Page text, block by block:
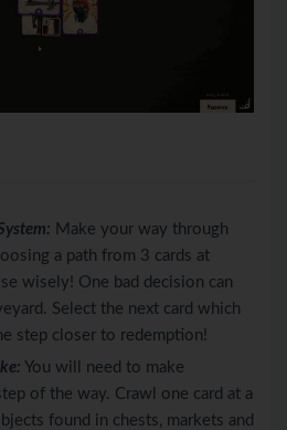
Make your way through
a path from 3 cards at
wisely! One bad decision can
Select the next card which
step closer to redemption!
You will need to make
of the way. Crawl one card at a
found in chests, markets and